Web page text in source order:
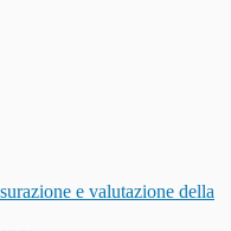
e valutazione della